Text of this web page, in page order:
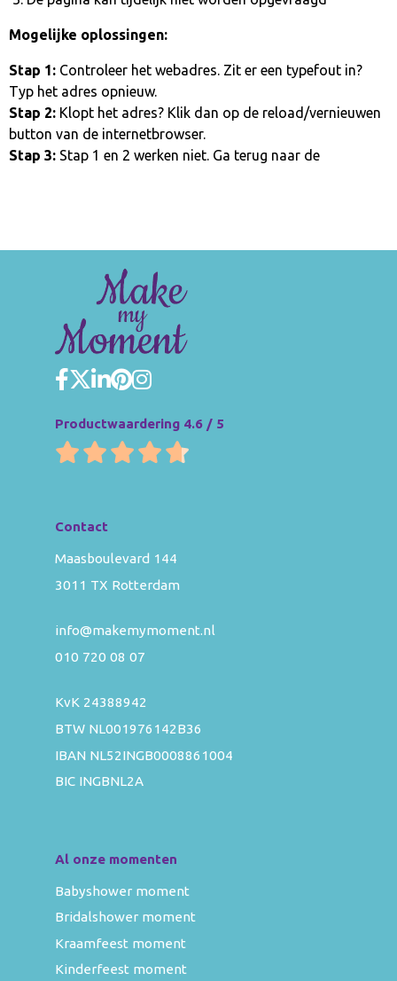
Mogelijke oplossingen:
Stap 1: Controleer het webadres. Zit er een typefout in?
Typ het adres opnieuw.
Stap 2: Klopt het adres? Klik dan op de reload/vernieuwen
button van de internetbrowser.
Stap 3: Stap 1 en 2 werken niet. Ga terug naar de
Productwaardering 4.6 / 5
Contact
Maasboulevard 144
3011 TX Rotterdam
info@makemymoment.nl
010 720 08 07
KvK 24388942
BTW NL001976142B36
IBAN NL52INGB0008861004
BIC INGBNL2A
Al onze momenten
Babyshower moment
Bridalshower moment
Kraamfeest moment
Kinderfeest moment